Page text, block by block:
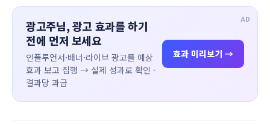
AD
광고주님, 광고 효과를 하기
전에 먼저 보세요
인플루언서·배너·라이브 광고를 예상
효과 보고 집행 → 실제 성과로 확인 ·
결과당 과금
효과 미리보기 →